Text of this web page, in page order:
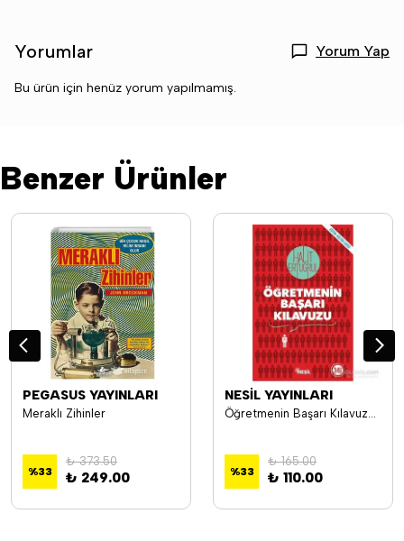
Yorumlar Yorum Yap
Bu ürün için henüz yorum yapılmamış.
Benzer Ürünler
PEGASUS YAYINLARI
Meraklı Zihinler
%33
₺ 373.50
₺ 249.00
NESİL YAYINLARI
Öğretmenin Başarı Kılavuzu - Halit Ertuğrul
%33
₺ 165.00
₺ 110.00